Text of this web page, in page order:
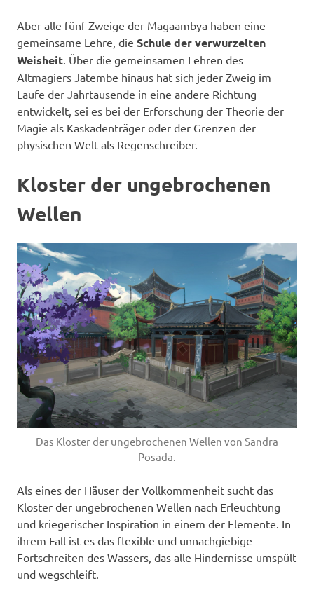
Aber alle fünf Zweige der Magaambya haben eine
gemeinsame Lehre, die Schule der verwurzelten
Weisheit. Über die gemeinsamen Lehren des
Altmagiers Jatembe hinaus hat sich jeder Zweig im
Laufe der Jahrtausende in eine andere Richtung
entwickelt, sei es bei der Erforschung der Theorie der
Magie als Kaskadenträger oder der Grenzen der
physischen Welt als Regenschreiber.
Kloster der ungebrochenen
Wellen
Das Kloster der ungebrochenen Wellen von Sandra
Posada.
Als eines der Häuser der Vollkommenheit sucht das
Kloster der ungebrochenen Wellen nach Erleuchtung
und kriegerischer Inspiration in einem der Elemente. In
ihrem Fall ist es das flexible und unnachgiebige
Fortschreiten des Wassers, das alle Hindernisse umspült
und wegschleift.